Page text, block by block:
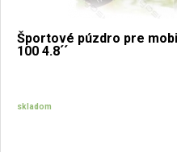
Športové púzdro pre
100 4.8´´
skladom